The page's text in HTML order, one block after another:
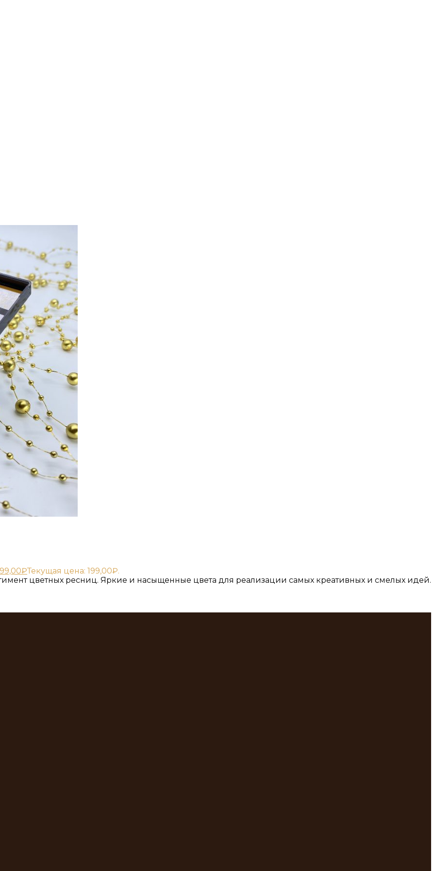
₽Текущая цена: 199,00₽.
цветных ресниц. Яркие и насыщенные цвета для реализации самых креативных и смелых идей.